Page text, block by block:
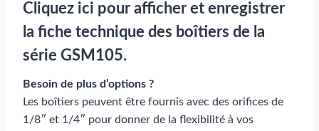
Cliquez ici pour afficher et enregistrer
la fiche technique des boîtiers de la
série GSM105.
Besoin de plus d’options ?
Les boîtiers peuvent être fournis avec des orifices de
1/8″ et 1/4″ pour donner de la flexibilité à vos